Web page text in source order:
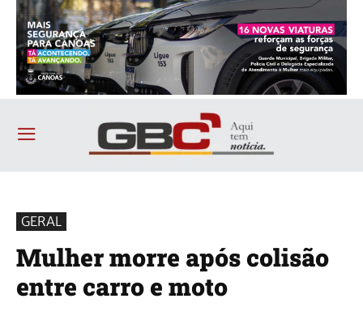
GERAL
Mulher morre após colisão
entre carro e moto